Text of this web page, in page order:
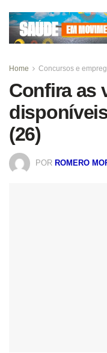
Home Concursos e
Confira as
(26)
POR ROMERO